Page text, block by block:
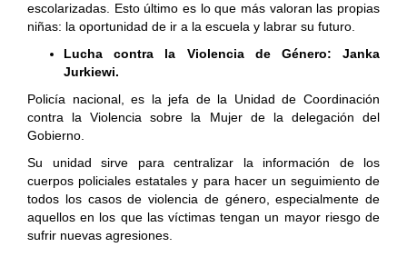
escolarizadas. Esto último es lo que más valoran las propias
niñas: la oportunidad de ir a la escuela y labrar su futuro.
Lucha contra la Violencia de Género: Janka
Jurkiewi.
Policía nacional, es la jefa de la Unidad de Coordinación
contra la Violencia sobre la Mujer de la delegación del
Gobierno.
Su unidad sirve para centralizar la información de los
cuerpos policiales estatales y para hacer un seguimiento de
todos los casos de violencia de género, especialmente de
aquellos en los que las víctimas tengan un mayor riesgo de
sufrir nuevas agresiones.